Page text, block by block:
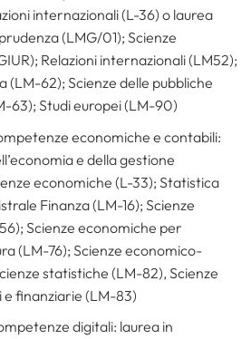
internazionali (L-36) o laurea
(LMG/01); Scienze
Relazioni internazionali (LM52);
(LM-62); Scienze delle pubbliche
63); Studi europei (LM-90)
economiche e contabili:
e della gestione
economiche (L-33); Statistica
Finanza (LM-16); Scienze
Scienze economiche per
(LM-76); Scienze economico-
statistiche (LM-82), Scienze
finanziarie (LM-83)
digitali: laurea in